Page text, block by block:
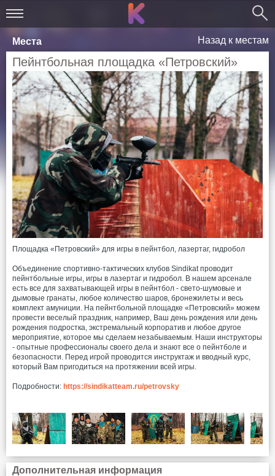
Места Назад к местам
Пейнтбольная площадка «Петровский»
Площадка «Петровский» для игры в пейнтбол, лазертаг, гидробол
Объединение спортивно-тактических клубов Sindikat проводит
пейнтбольные игры, игры в лазертаг и гидробол. В нашем арсенале
есть все для захватывающей игры в пейнтбол - свето-шумовые и
дымовые гранаты, любое количество шаров, бронежилеты и весь
комплект амуниции. На пейнтбольной площадке «Петровский» можем
провести веселый праздник, например, Ваш день рождения или день
рождения подростка, экстремальный корпоратив и любое другое
мероприятие, которое мы сделаем незабываемым. Наши инструкторы
- опытные профессионалы своего дела и знают все о пейнтболе и
безопасности. Перед игрой проводится инструктаж и вводный курс,
который Вам пригодиться на протяжении всей игры.
Подробности: https://sindikatteam.ru/petrovsky
Дополнительная информация